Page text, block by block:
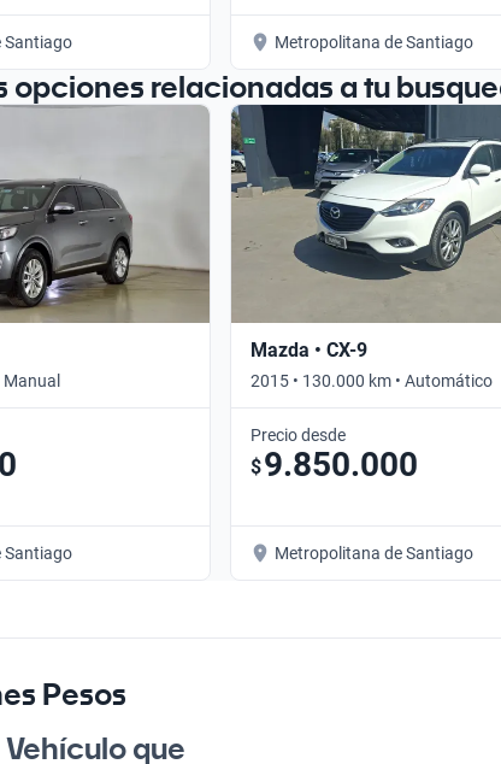
Santiago Metropolitana de Santiago
opciones relacionadas a tu
Santiago
Mazda • CX-9
2015 • 130.000 km • Automático
Precio desde
$9.850.000
Metropolitana de Santiago
Pesos
que